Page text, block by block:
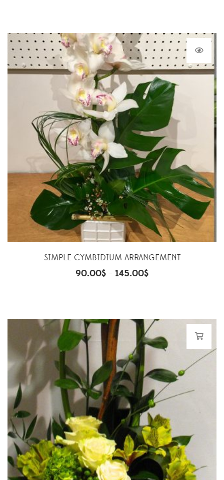
SIMPLE CYMBIDIUM ARRANGEMENT
90.00$ – 145.00$